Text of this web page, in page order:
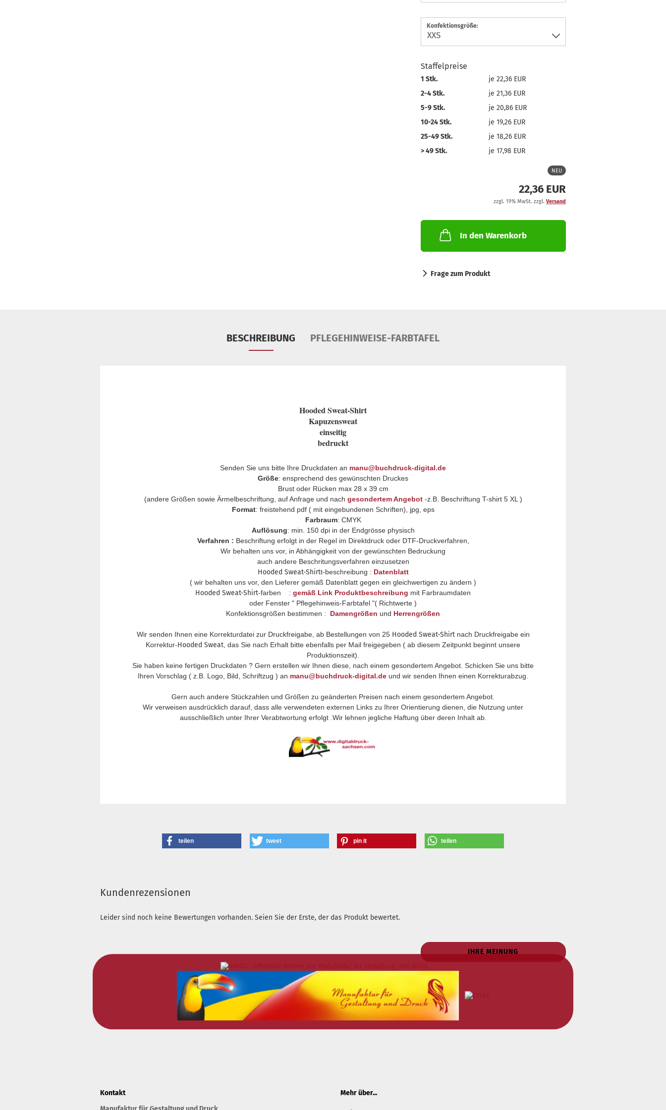
Konfektionsgröße:
Staffelpreise
1 Stk.
je 22,36 EUR
2-4 Stk.
je 21,36 EUR
5-9 Stk.
je 20,86 EUR
10-24 Stk.
je 19,26 EUR
25-49 Stk.
je 18,26 EUR
> 49 Stk.
je 17,98 EUR
NEU
22,36 EUR
zzgl. 19% MwSt. zzgl. Versand
In den Warenkorb
Frage zum Produkt
BESCHREIBUNG PFLEGEHINWEISE-FARBTAFEL
Hooded Sweat-Shirt
Kapuzensweat
einseitig
bedruckt
Senden Sie uns bitte Ihre Druckdaten an manu@buchdruck-digital.de
Größe: ensprechend des gewünschten Druckes
Brust oder Rücken max 28 x 39 cm
(andere Größen sowie Ärmelbeschriftung, auf Anfrage und nach gesondertem Angebot -z.B. Beschriftung T-shirt 5 XL )
Format: freistehend pdf ( mit eingebundenen Schriften), jpg, eps
Farbraum: CMYK
Auflösung: min. 150 dpi in der Endgrösse physisch
Verfahren : Beschriftung erfolgt in der Regel im Direktdruck oder DTF-Druckverfahren,
Wir behalten uns vor, in Abhängigkeit von der gewünschten Bedruckung
auch andere Beschritungsverfahren einzusetzen
Hooded Sweat-Shirtt-beschreibung : Datenblatt
( wir behalten uns vor, den Lieferer gemäß Datenblatt gegen ein gleichwertigen zu ändern )
Hooded Sweat-Shirt-farben : gemäß Link Produktbeschreibung mit Farbraumdaten
oder Fenster " Pflegehinweis-Farbtafel "( Richtwerte )
Konfektionsgrößen bestimmen : Damengrößen und Herrengrößen
Wir senden Ihnen eine Korrekturdatei zur Druckfreigabe, ab Bestellungen von 25 Hooded Sweat-Shirtnach Druckfreigabe ein
Korrektur-Hooded Sweat, das Sie nach Erhalt bitte ebenfalls per Mail freigegeben ( ab diesem Zeitpunkt beginnt unsere
Produktionszeit).
Sie haben keine fertigen Druckdaten ? Gern erstellen wir Ihnen diese, nach einem gesondertem Angebot. Schicken Sie uns bitte
Ihren Vorschlag ( z.B. Logo, Bild, Schriftzug ) an manu@buchdruck-digital.de und wir senden Ihnen einen Korrekturabzug.
Gern auch andere Stückzahlen und Größen zu geänderten Preisen nach einem gesondertem Angebot.
Wir verweisen ausdrücklich darauf, dass alle verwendeten externen Links zu Ihrer Orientierung dienen, die Nutzung unter
ausschließlich unter Ihrer Verabtwortung erfolgt .Wir lehnen jegliche Haftung über deren Inhalt ab.
teilen tweet pin it teilen
Kundenrezensionen
Leider sind noch keine Bewertungen vorhanden. Seien Sie der Erste, der das Produkt bewertet.
IHRE MEINUNG
Kontakt
Mehr über...